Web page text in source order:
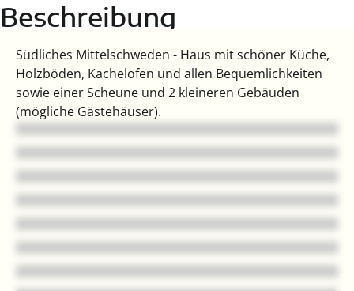
Beschreibung
Südliches Mittelschweden - Haus mit schöner Küche,
Holzböden, Kachelofen und allen Bequemlichkeiten
sowie einer Scheune und 2 kleineren Gebäuden
(mögliche Gästehäuser).